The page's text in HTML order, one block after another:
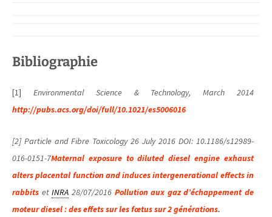
Bibliographie
[1] Environmental Science & Technology, March 2014
http://pubs.acs.org/doi/full/10.1021/es5006016
[2] Particle and Fibre Toxicology 26 July 2016 DOI: 10.1186/s12989-
016-0151-7Maternal exposure to diluted diesel engine exhaust
alters placental function and induces intergenerational effects in
rabbits etINRA 28/07/2016 Pollution aux gaz d’échappement de
moteur diesel : des effets sur les fœtus sur 2 générations.